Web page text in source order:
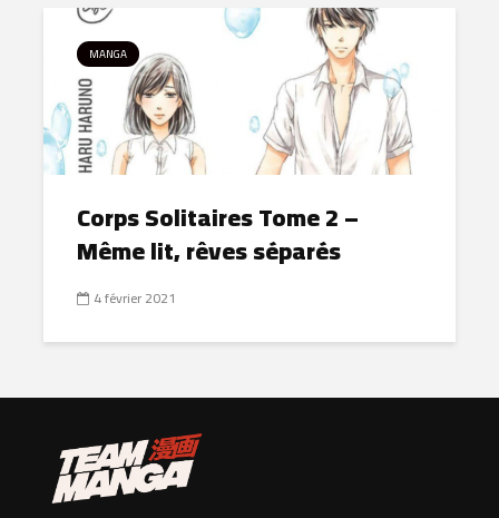
MANGA
Corps Solitaires Tome 2 –
Même lit, rêves séparés
4 février 2021